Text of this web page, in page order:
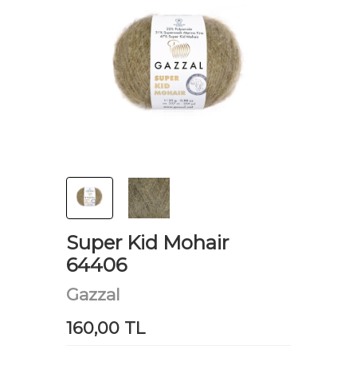
Super Kid Mohair
64406
Gazzal
160,00 TL